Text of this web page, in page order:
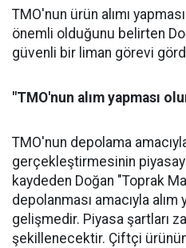
TMO'nun ürün alımı
önemli olduğunu belirten
güvenli bir liman görevi
"TMO'nun alım yapması
TMO'nun depolama
gerçekleştirmesinin
kaydeden Doğan "Toprak
depolanması amacıyla
gelişmedir. Piyasa şartları
şekillenecektir. Çiftçi